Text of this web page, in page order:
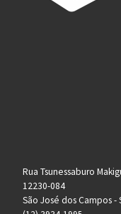
Rua Tsunessaburo
12230-084
São José dos Campos -